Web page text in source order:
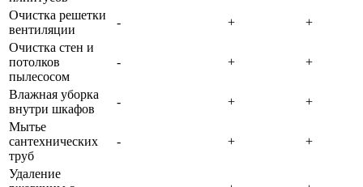
Очистка решетки
вентиляции
- +
+
Очистка стен и
потолков
пылесосом
- + +
Влажная уборка
внутри шкафов
- +
+
Мытье
сантехнических
труб
- + +
Удаление